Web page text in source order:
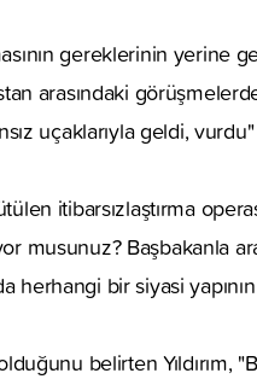
gereklerinin yerine
arasındaki görüşmelerde
uçaklarıyla geldi,
itibarsızlaştırma
musunuz? Başbakanla
herhangi bir siyasi
belirten Yıldırım,